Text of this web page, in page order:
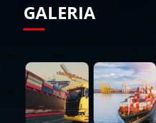
GALERIA